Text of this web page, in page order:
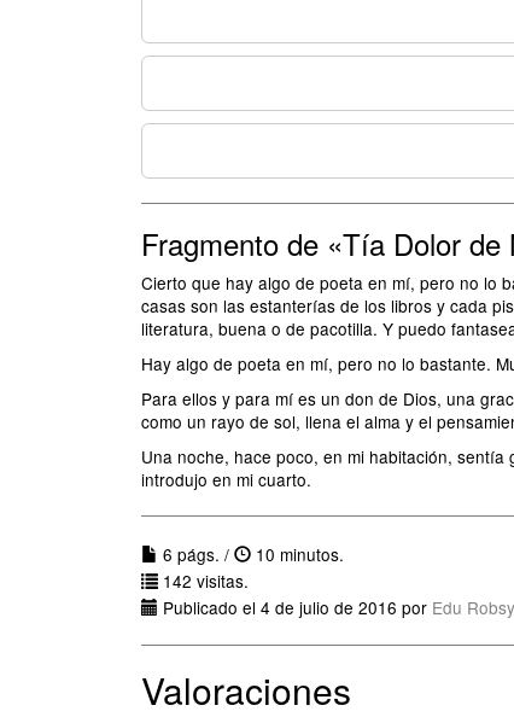
Fragmento de «Tía Dolor de
Cierto que hay algo de poeta en mí, pero no lo
casas son las estanterías de los libros y cada
literatura, buena o de pacotilla. Y puedo
Hay algo de poeta en mí, pero no lo bastante.
Para ellos y para mí es un don de Dios, una
como un rayo de sol, llena el alma y el
Una noche, hace poco, en mi habitación,
introdujo en mi cuarto.
6 págs. /
10 minutos.
142 visitas.
Publicado el 4 de julio de 2016 por Edu Robsy
Valoraciones